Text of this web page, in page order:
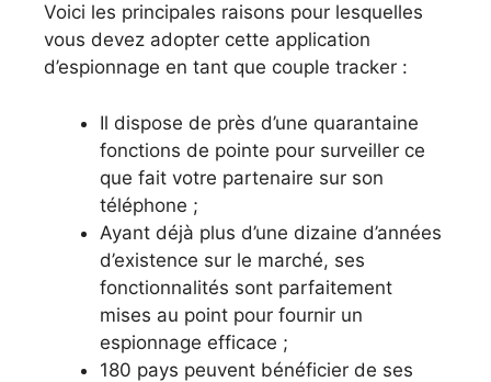
Voici les principales raisons pour lesquelles
vous devez adopter cette application
d’espionnage en tant que couple tracker :
Il dispose de près d’une quarantaine
fonctions de pointe pour surveiller ce
que fait votre partenaire sur son
téléphone ;
Ayant déjà plus d’une dizaine d’années
d’existence sur le marché, ses
fonctionnalités sont parfaitement
mises au point pour fournir un
espionnage efficace ;
180 pays peuvent bénéficier de ses